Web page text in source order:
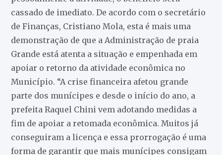
cassado de imediato. De acordo com o secretário
de Finanças, Cristiano Mola, esta é mais uma
demonstração de que a Administração de praia
Grande está atenta a situação e empenhada em
apoiar o retorno da atividade econômica no
Município. “A crise financeira afetou grande
parte dos munícipes e desde o início do ano, a
prefeita Raquel Chini vem adotando medidas a
fim de apoiar a retomada econômica. Muitos já
conseguiram a licença e essa prorrogação é uma
forma de garantir que mais munícipes consigam